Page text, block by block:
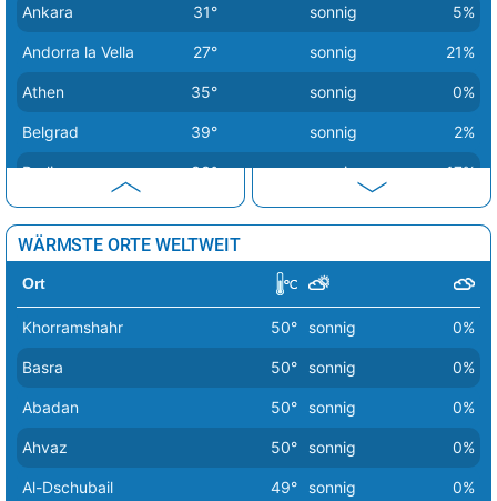
Ankara 31° sonnig 5%
Andorra la Vella 27° sonnig 21%
Athen 35° sonnig 0%
Belgrad 39° sonnig 2%
Berlin 33° sonnig 17%
Bern 30° Regenschauer 46%
Bratislava 31°
Brüssel sonnig 16%
Budapest sonnig 5%
Bukarest sonnig 6%
Chisinau sonnig 2%
Dublin Sprühregen 52%
Helsinki heiter 27%
WÄRMSTE ORTE WELTWEIT
Ort
Khorramshahr 50° sonnig 0%
Basra 50° sonnig 0%
Abadan 50° sonnig 0%
Ahvaz 50° sonnig 0%
Al-Dschubail 49° sonnig 0%